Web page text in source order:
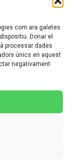
com ara galetes
Donar el
processar dades
únics en aquest
negativament